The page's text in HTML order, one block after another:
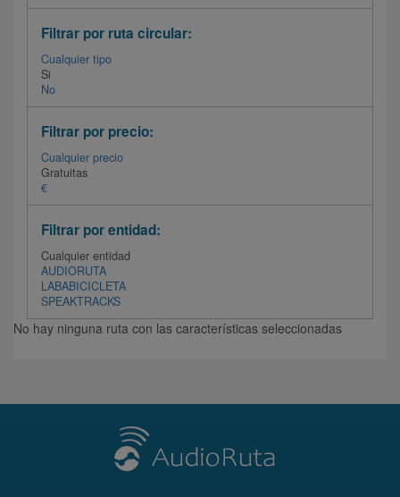
Filtrar por ruta circular:
Cualquier tipo
Si
No
Filtrar por precio:
Cualquier precio
Gratuitas
€
Filtrar por entidad:
Cualquier entidad
AUDIORUTA
LABABICICLETA
SPEAKTRACKS
No hay ninguna ruta con las características seleccionadas